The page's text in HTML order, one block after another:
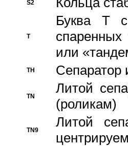
S2
T
Буква T
или
TH Сепаратор
TN
Литой
(роликам)
TN9
Литой